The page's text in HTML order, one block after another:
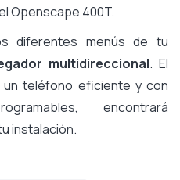
Openscape 400T.
diferentes menús de tu
multidireccional. El
teléfono eficiente y con
encontrará
instalación.